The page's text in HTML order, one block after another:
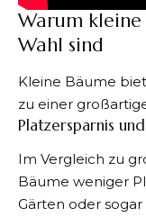
Warum
Wahl sind
Kleine Bäume
zu einer
Platzersparnis
Im Vergleich zu
Bäume weniger
Gärten oder